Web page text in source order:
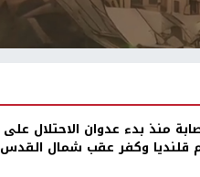
إصابة منذ بدء عدوان الاحتلال على
قلنديا وكفر عقب شمال القدس